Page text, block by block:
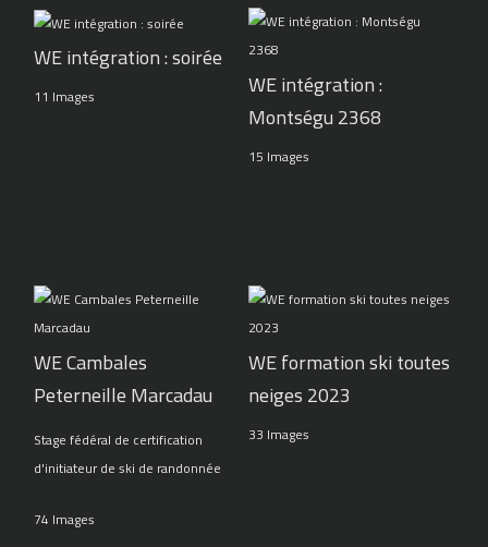
WE intégration : soirée
11 Images
WE intégration :
Montségu 2368
15 Images
WE Cambales
Peterneille Marcadau
Stage fédéral de certification
d'initiateur de ski de randonnée
74 Images
WE formation ski toutes
neiges 2023
33 Images